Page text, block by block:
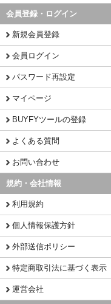
会員登録・ログイン
新規会員登録
会員ログイン
パスワード再設定
マイページ
BUYFYツールの登録
よくある質問
お問い合わせ
規約・会社情報
利用規約
個人情報保護方針
外部送信ポリシー
特定商取引法に基づく表示
運営会社